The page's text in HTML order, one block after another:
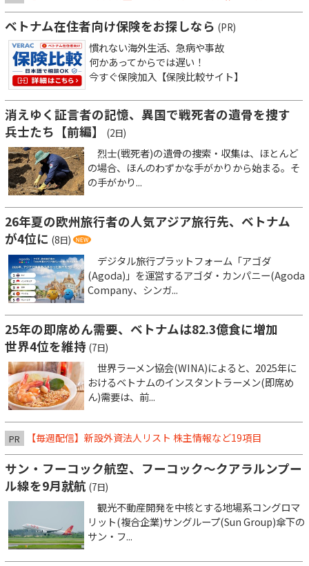
ベトナム在住者向け保険をお探しなら (PR)
慣れない海外生活、急病や事故
何かあってからでは遅い！
今すぐ保険加入【保険比較サイト】
消えゆく証言者の記憶、異国で戦死者の遺骨を捜す
兵士たち【前編】
(2日)
烈士(戦死者)の遺骨の捜索・収集は、ほとんど
の場合、ほんのわずかな手がかりから始まる。そ
の手がかり...
26年夏の欧州旅行者の人気アジア旅行先、ベトナム
が4位に (8日)
デジタル旅行プラットフォーム「アゴダ
(Agoda)」を運営するアゴダ・カンパニー(Agoda
Company、シンガ...
25年の即席めん需要、ベトナムは82.3億食に増加
世界4位を維持 (7日)
世界ラーメン協会(WINA)によると、2025年に
おけるベトナムのインスタントラーメン(即席め
ん)需要は、前...
PR 【毎週配信】新設外資法人リスト 株主情報など19項目
サン・フーコック航空、フーコック～クアラルンプー
ル線を9月就航 (7日)
観光不動産開発を中核とする地場系コングロマ
リット(複合企業)サングループ(Sun Group)傘下の
サン・フ...